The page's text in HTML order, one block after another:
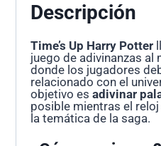
Descripción
Time’s Up Harry Potter
juego de adivinanzas al
donde los jugadores
relacionado con el
objetivo esadivinar
posible mientras el
la temática de la saga.